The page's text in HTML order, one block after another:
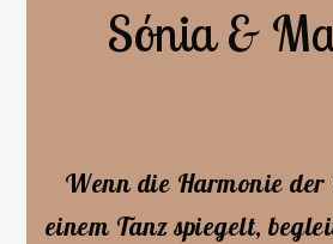
Sónia &
Wenn die Harmonie
einem Tanz spiegelt,